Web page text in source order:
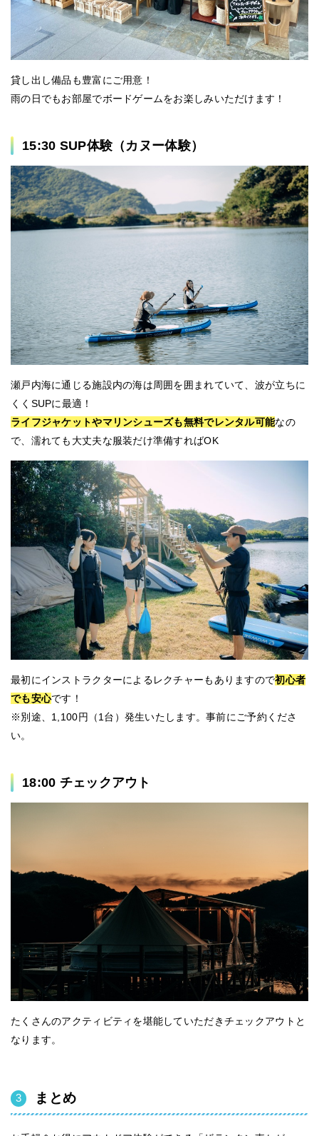
貸し出し備品も豊富にご用意！
雨の日でもお部屋でボードゲームをお楽しみいただけます！
15:30 SUP体験（カヌー体験）
瀬戸内海に通じる施設内の海は周囲を囲まれていて、波が立ちに
くくSUPに最適！
ライフジャケットやマリンシューズも無料でレンタル可能なの
で、濡れても大丈夫な服装だけ準備すればOK
最初にインストラクターによるレクチャーもありますので初心者
でも安心です！
※別途、1,100円（1台）発生いたします。事前にご予約くださ
い。
18:00 チェックアウト
たくさんのアクティビティを堪能していただきチェックアウトと
なります。
まとめ